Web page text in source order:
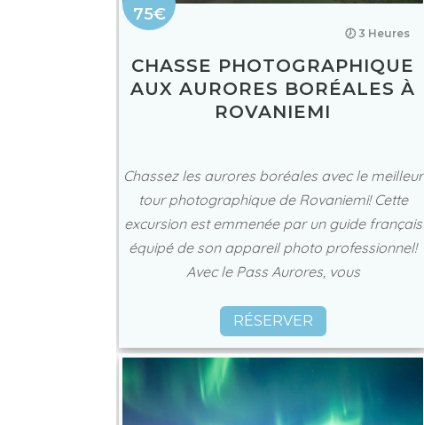
75€
🕖 3 Heures
CHASSE PHOTOGRAPHIQUE
AUX AURORES BORÉALES À
ROVANIEMI
Chassez les aurores boréales avec le meilleur
tour photographique de Rovaniemi! Cette
excursion est emmenée par un guide français
équipé de son appareil photo professionnel!
Avec le Pass Aurores, vous
RÉSERVER